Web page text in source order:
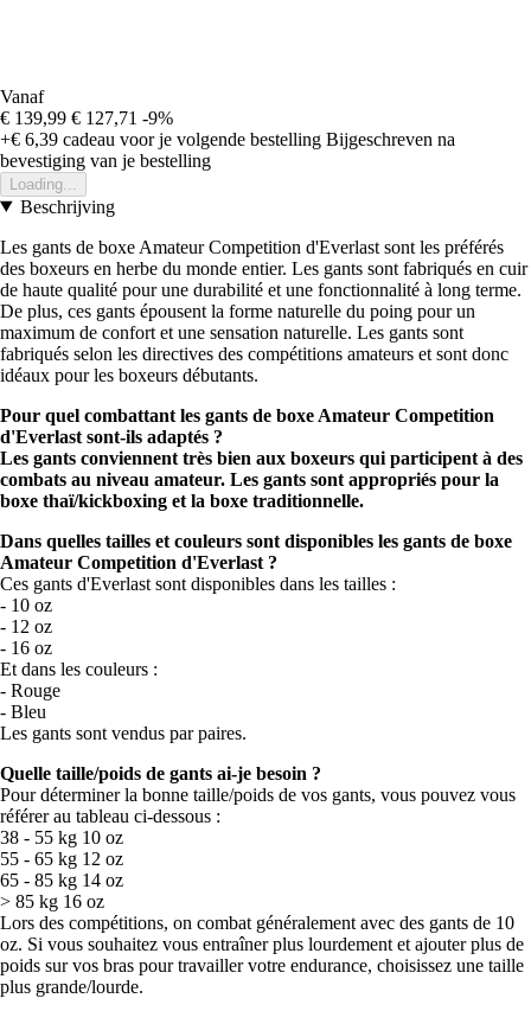
Vanaf
€ 139,99 € 127,71 -9%
+€ 6,39 cadeau voor je volgende bestelling Bijgeschreven na
bevestiging van je bestelling
Loading...
Beschrijving
Les gants de boxe Amateur Competition d'Everlast sont les préférés
des boxeurs en herbe du monde entier. Les gants sont fabriqués en cuir
de haute qualité pour une durabilité et une fonctionnalité à long terme.
De plus, ces gants épousent la forme naturelle du poing pour un
maximum de confort et une sensation naturelle. Les gants sont
fabriqués selon les directives des compétitions amateurs et sont donc
idéaux pour les boxeurs débutants.
Pour quel combattant les gants de boxe Amateur Competition
d'Everlast sont-ils adaptés ?
Les gants conviennent très bien aux boxeurs qui participent à des
combats au niveau amateur. Les gants sont appropriés pour la
boxe thaï/kickboxing et la boxe traditionnelle.
Dans quelles tailles et couleurs sont disponibles les gants de boxe
Amateur Competition d'Everlast ?
Ces gants d'Everlast sont disponibles dans les tailles :
- 10 oz
- 12 oz
- 16 oz
Et dans les couleurs :
- Rouge
- Bleu
Les gants sont vendus par paires.
Quelle taille/poids de gants ai-je besoin ?
Pour déterminer la bonne taille/poids de vos gants, vous pouvez vous
référer au tableau ci-dessous :
38 - 55 kg 10 oz
55 - 65 kg 12 oz
65 - 85 kg 14 oz
> 85 kg 16 oz
Lors des compétitions, on combat généralement avec des gants de 10
oz. Si vous souhaitez vous entraîner plus lourdement et ajouter plus de
poids sur vos bras pour travailler votre endurance, choisissez une taille
plus grande/lourde.